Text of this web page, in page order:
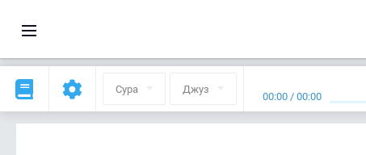
Сура Джуз 00:00 /00:00